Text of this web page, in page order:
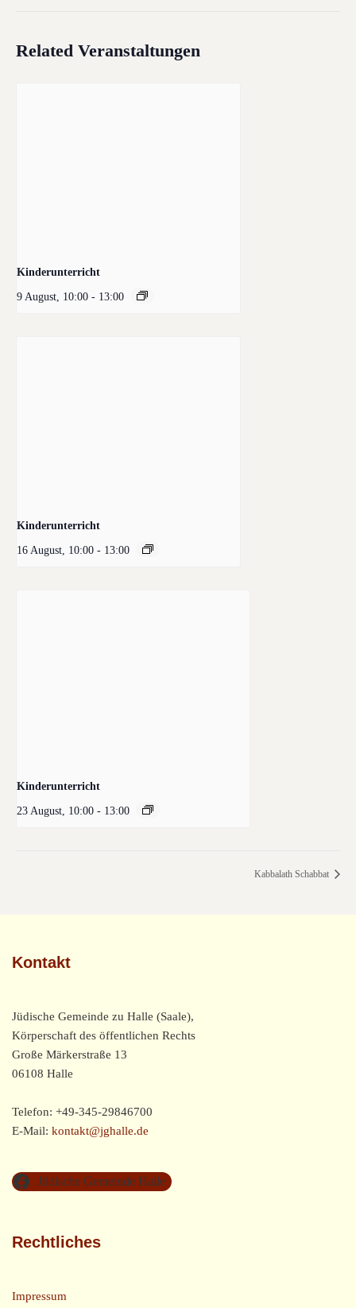
Related Veranstaltungen
Kinderunterricht
9 August, 10:00 - 13:00
Kinderunterricht
16 August, 10:00 - 13:00
Kinderunterricht
23 August, 10:00 - 13:00
Kabbalath Schabbat
Kontakt
Jüdische Gemeinde zu Halle (Saale),
Körperschaft des öffentlichen Rechts
Große Märkerstraße 13
06108 Halle
Telefon: +49-345-29846700
E-Mail: kontakt@jghalle.de
Jüdische Gemeinde Halle
Rechtliches
Impressum